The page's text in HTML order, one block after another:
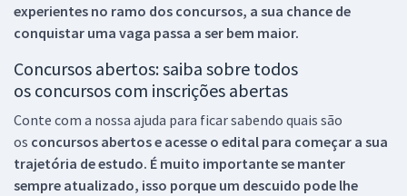
experientes no ramo dos concursos, a sua chance de
conquistar uma vaga passa a ser bem maior.
Concursos abertos: saiba sobre todos
os concursos com inscrições abertas
Conte com a nossa ajuda para ficar sabendo quais são
os concursos abertos e acesse o edital para começar a sua
trajetória de estudo. É muito importante se manter
sempre atualizado, isso porque um descuido pode lhe